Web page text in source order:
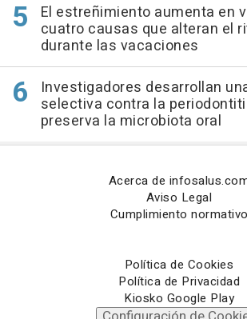
El estreñimiento aumenta en
cuatro causas que alteran el
durante las vacaciones
Investigadores desarrollan
selectiva contra la
preserva la microbiota oral
Acerca de
Aviso Legal
Cumplimiento normativo
Política de Cookies
Política de Privacidad
Kiosko Google Play